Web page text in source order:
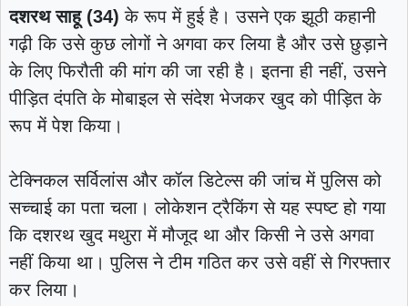
दशरथ साहू (34) के रूप में हुई है। उसने एक झूठी कहानी
गढ़ी कि उसे कुछ लोगों ने अगवा कर लिया है और उसे छुड़ाने
के लिए फिरौती की मांग की जा रही है। इतना ही नहीं, उसने
पीड़ित दंपति के मोबाइल से संदेश भेजकर खुद को पीड़ित के
रूप में पेश किया।
टेक्निकल सर्विलांस और कॉल डिटेल्स की जांच में पुलिस को
सच्चाई का पता चला। लोकेशन ट्रैकिंग से यह स्पष्ट हो गया
कि दशरथ खुद मथुरा में मौजूद था और किसी ने उसे अगवा
नहीं किया था। पुलिस ने टीम गठित कर उसे वहीं से गिरफ्तार
कर लिया।